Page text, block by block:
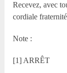
Recevez, avec
cordiale
Note :
[1] ARRÊT